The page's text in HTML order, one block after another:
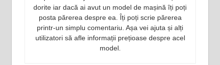
dorite iar dacă ai avut un model de mașină îți poți
posta părerea despre ea. Îți poți scrie părerea
printr-un simplu comentariu. Așa vei ajuta și alți
utilizatori să afle informații prețioase despre acel
model.